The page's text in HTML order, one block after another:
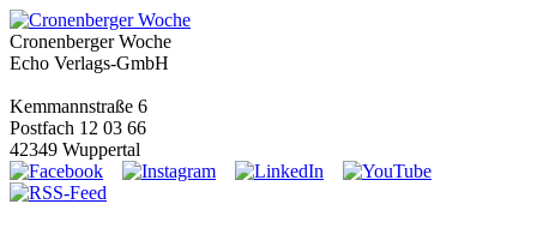
Cronenberger Woche
Echo Verlags-GmbH
Kemmannstraße 6
Postfach 12 03 66
42349 Wuppertal